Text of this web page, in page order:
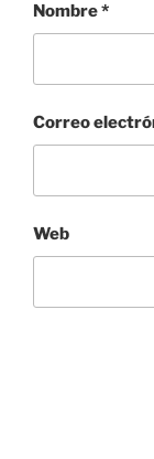
Nombre*
Correo
Web